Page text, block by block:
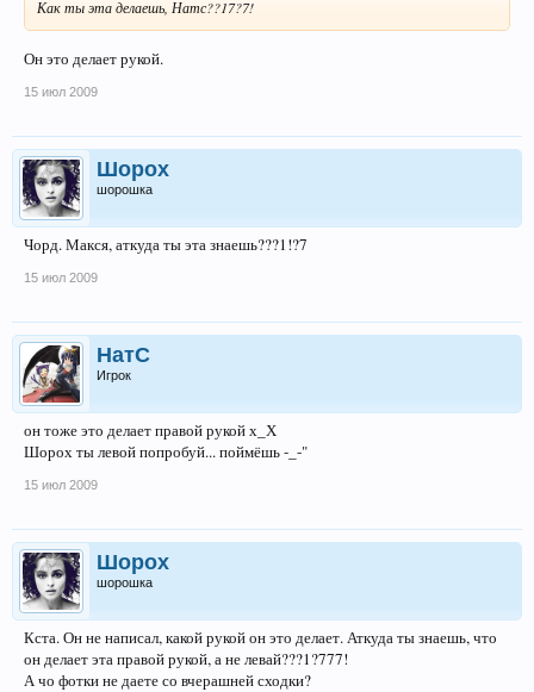
Как ты эта делаешь, Натс??17?7!
Он это делает рукой.
15 июл 2009
Шорох
шорошка
Чорд. Макся, аткуда ты эта знаешь???1!?7
15 июл 2009
НатС
Игрок
он тоже это делает правой рукой х_Х
Шорох ты левой попробуй... поймёшь -_-"
15 июл 2009
Шорох
шорошка
Кста. Он не написал, какой рукой он это делает. Аткуда ты знаешь, что
он делает эта правой рукой, а не левай???1?777!
А чо фотки не даете со вчерашней сходки?